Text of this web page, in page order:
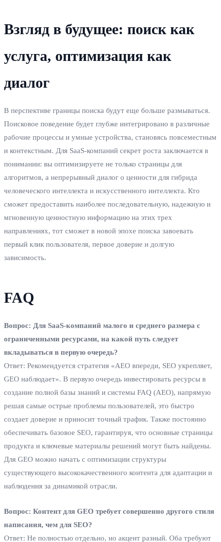
Взгляд в будущее: поиск как
услуга, оптимизация как
диалог
В перспективе границы поиска будут еще больше размываться.
Поисковое поведение будет глубже интегрировано в различные
рабочие процессы и умные устройства, становясь повсеместным
и контекстным. Для SaaS-компаний секрет роста заключается в
понимании: вы оптимизируете не только страницы для
алгоритмов, а непрерывный диалог о ценности для гибрида
человеческого интеллекта и искусственного интеллекта. Кто
сможет предоставить наиболее последовательную, надежную и
мгновенную ценностную информацию на этих трех
направлениях, тот сможет в новой эпохе поиска завоевать
первый клик пользователя, первое доверие и долгую
зависимость.
FAQ
Вопрос: Для SaaS-компаний малого и среднего размера с
ограниченными ресурсами, на какой путь следует
вкладываться в первую очередь?
Ответ: Рекомендуется стратегия «AEO впереди, SEO укрепляет,
GEO наблюдает». В первую очередь инвестировать ресурсы в
создание полной базы знаний и системы FAQ (AEO), напрямую
решая самые острые проблемы пользователей, это быстро
создает доверие и приносит точный трафик. Также постоянно
обеспечивать базовое SEO, гарантируя, что основные страницы
продукта и ключевые материалы решений могут быть найдены.
Для GEO можно начать с оптимизации структуры
существующего высококачественного контента для адаптации и
наблюдения за динамикой отрасли.
Вопрос: Контент для GEO требует совершенно другого стиля
написания, чем для SEO?
Ответ: Не полностью отдельно, но акцент разный. Оба требуют